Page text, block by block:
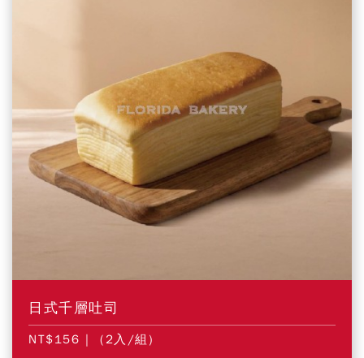
日式千層吐司
NT$156 | (2入/組)